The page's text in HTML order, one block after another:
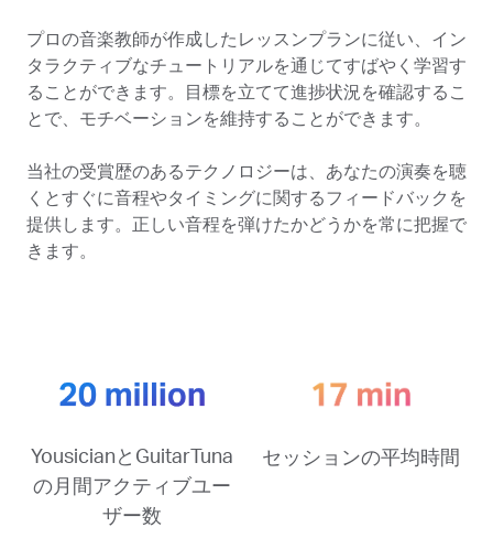
プロの音楽教師が作成したレッスンプランに従い、イン
タラクティブなチュートリアルを通じてすばやく学習す
ることができます。目標を立てて進捗状況を確認するこ
とで、モチベーションを維持することができます。
当社の受賞歴のあるテクノロジーは、あなたの演奏を聴
くとすぐに音程やタイミングに関するフィードバックを
提供します。正しい音程を弾けたかどうかを常に把握で
きます。
YousicianとGuitarTuna
の月間アクティブユー
ザー数
セッションの平均時間